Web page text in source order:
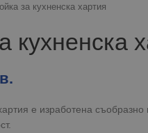
за кухненска хартия
кухненска
е изработена съобразно